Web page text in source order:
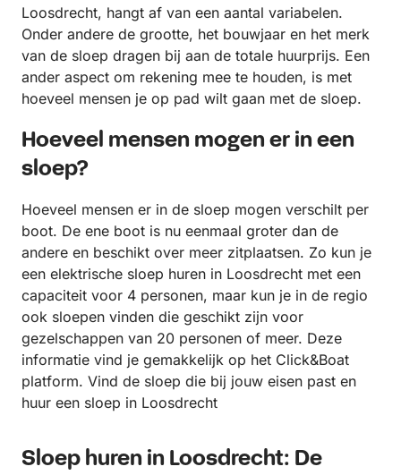
Loosdrecht, hangt af van een aantal variabelen.
Onder andere de grootte, het bouwjaar en het merk
van de sloep dragen bij aan de totale huurprijs. Een
ander aspect om rekening mee te houden, is met
hoeveel mensen je op pad wilt gaan met de sloep.
Hoeveel mensen mogen er in een
sloep?
Hoeveel mensen er in de sloep mogen verschilt per
boot. De ene boot is nu eenmaal groter dan de
andere en beschikt over meer zitplaatsen. Zo kun je
een elektrische sloep huren in Loosdrecht met een
capaciteit voor 4 personen, maar kun je in de regio
ook sloepen vinden die geschikt zijn voor
gezelschappen van 20 personen of meer. Deze
informatie vind je gemakkelijk op het Click&Boat
platform. Vind de sloep die bij jouw eisen past en
huur een sloep in Loosdrecht
Sloep huren in Loosdrecht: De